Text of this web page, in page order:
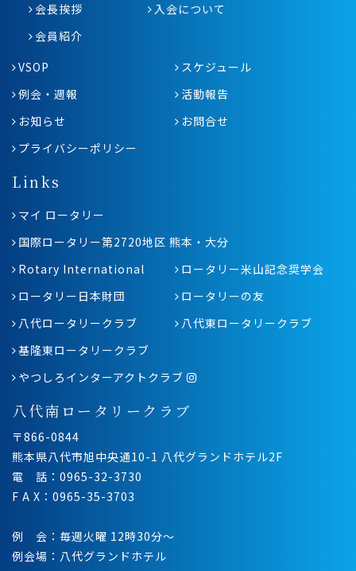
会長挨拶
入会について
会員紹介
VSOP
スケジュール
例会・週報
活動報告
お知らせ
お問合せ
プライバシーポリシー
Links
マイ ロータリー
国際ロータリー第2720地区 熊本・大分
Rotary International
ロータリー米山記念奨学会
ロータリー日本財団
ロータリーの友
八代ロータリークラブ
八代東ロータリークラブ
基隆東ロータリークラブ
やつしろインターアクトクラブ
八代南ロータリークラブ
〒866-0844
熊本県八代市旭中央通10-1 八代グランドホテル2F
電 話：0965-32-3730
F A X：0965-35-3703
例 会：毎週火曜 12時30分〜
例会場：八代グランドホテル